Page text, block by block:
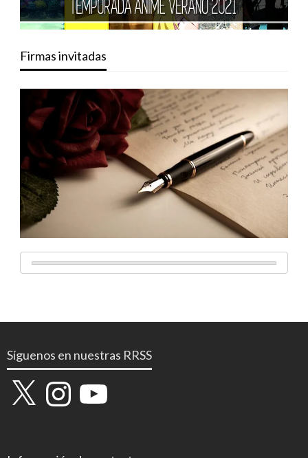
Firmas invitadas
Síguenos en nuestras RRSS
X InstagramYouTube